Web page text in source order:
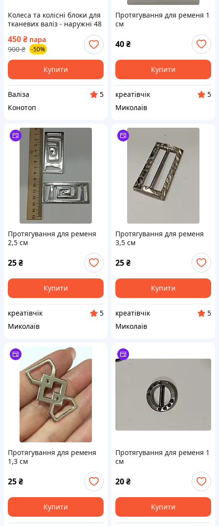
Колеса та колісні блоки для
тканевих валіз - наружні 48
450₴ пара
900 ₴ -50%
Купити
Валіза
5
Конотоп
Протягування для ременя 1
см
40₴
Купити
креатівчік
5
Миколаїв
Протягування для ременя
2,5 см
25₴
Купити
креатівчік
5
Миколаїв
Протягування для ременя
3,5 см
25₴
Купити
креатівчік
5
Миколаїв
Протягування для ременя
1,3 см
25₴
Купити
Протягування для ременя 1
см
20₴
Купити